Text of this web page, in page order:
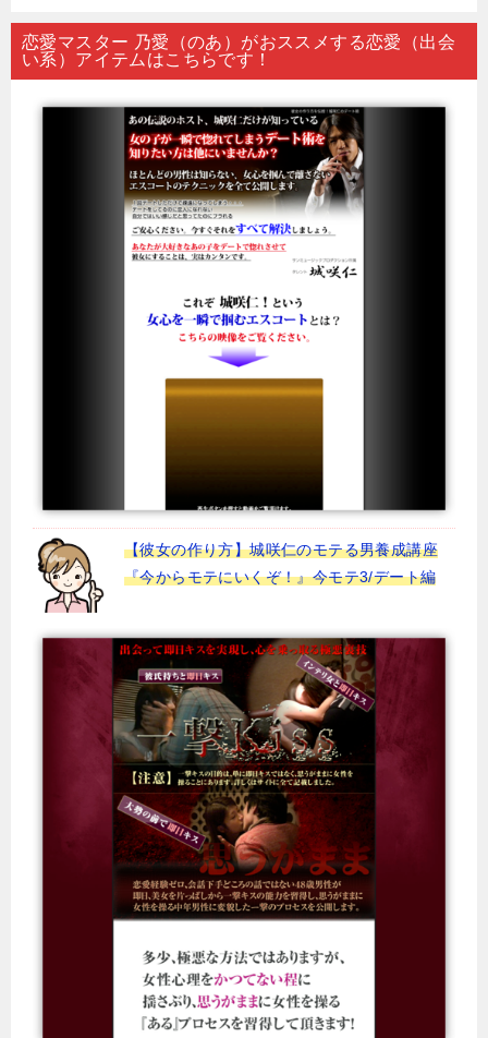
恋愛マスター 乃愛（のあ）がおススメする恋愛（出会
い系）アイテムはこちらです！
【彼女の作り方】城咲仁のモテる男養成講座
『今からモテにいくぞ！』今モテ3/デート編